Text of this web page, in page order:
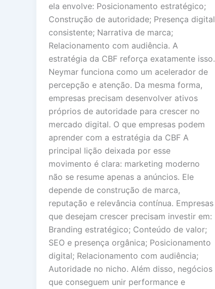
ela envolve: Posicionamento estratégico;
Construção de autoridade; Presença digital
consistente; Narrativa de marca;
Relacionamento com audiência. A
estratégia da CBF reforça exatamente isso.
Neymar funciona como um acelerador de
percepção e atenção. Da mesma forma,
empresas precisam desenvolver ativos
próprios de autoridade para crescer no
mercado digital. O que empresas podem
aprender com a estratégia da CBF A
principal lição deixada por esse
movimento é clara: marketing moderno
não se resume apenas a anúncios. Ele
depende de construção de marca,
reputação e relevância contínua. Empresas
que desejam crescer precisam investir em:
Branding estratégico; Conteúdo de valor;
SEO e presença orgânica; Posicionamento
digital; Relacionamento com audiência;
Autoridade no nicho. Além disso, negócios
que conseguem unir performance e